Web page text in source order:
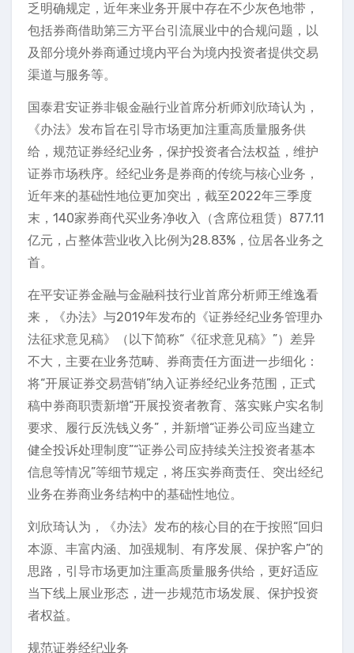
乏明确规定，近年来业务开展中存在不少灰色地带，
包括券商借助第三方平台引流展业中的合规问题，以
及部分境外券商通过境内平台为境内投资者提供交易
渠道与服务等。
国泰君安证券非银金融行业首席分析师刘欣琦认为，
《办法》发布旨在引导市场更加注重高质量服务供
给，规范证券经纪业务，保护投资者合法权益，维护
证券市场秩序。经纪业务是券商的传统与核心业务，
近年来的基础性地位更加突出，截至2022年三季度
末，140家券商代买业务净收入（含席位租赁）877.11
亿元，占整体营业收入比例为28.83%，位居各业务之
首。
在平安证券金融与金融科技行业首席分析师王维逸看
来，《办法》与2019年发布的《证券经纪业务管理办
法征求意见稿》（以下简称“《征求意见稿》”）差异
不大，主要在业务范畴、券商责任方面进一步细化：
将“开展证券交易营销”纳入证券经纪业务范围，正式
稿中券商职责新增“开展投资者教育、落实账户实名制
要求、履行反洗钱义务”，并新增“证券公司应当建立
健全投诉处理制度”“证券公司应持续关注投资者基本
信息等情况”等细节规定，将压实券商责任、突出经纪
业务在券商业务结构中的基础性地位。
刘欣琦认为，《办法》发布的核心目的在于按照“回归
本源、丰富内涵、加强规制、有序发展、保护客户”的
思路，引导市场更加注重高质量服务供给，更好适应
当下线上展业形态，进一步规范市场发展、保护投资
者权益。
规范证券经纪业务